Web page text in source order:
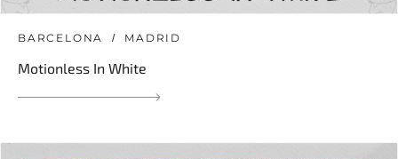
BARCELONA MADRID
Motionless In White